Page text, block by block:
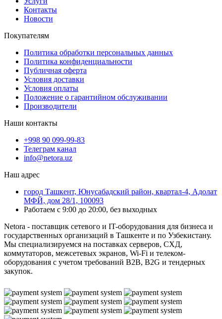
Контакты
Новости
Покупателям
Политика обработки персональных данных
Политика конфиденциальности
Публичная оферта
Условия доставки
Условия оплаты
Положение о гарантийном обслуживании
Производители
Наши контакты
+998 90 099-99-83
Телеграм канал
info@netora.uz
Наш адрес
город Ташкент, Юнусабадский район, квартал-4, Адолат
МФЙ, дом 28/1, 100093
Работаем с 9:00 до 20:00, без выходных
Netora - поставщик сетевого и IT-оборудования для бизнеса и
государственных организаций в Ташкенте и по Узбекистану.
Мы специализируемся на поставках серверов, СХД,
коммутаторов, межсетевых экранов, Wi-Fi и телеком-
оборудования с учетом требований B2B, B2G и тендерных
закупок.